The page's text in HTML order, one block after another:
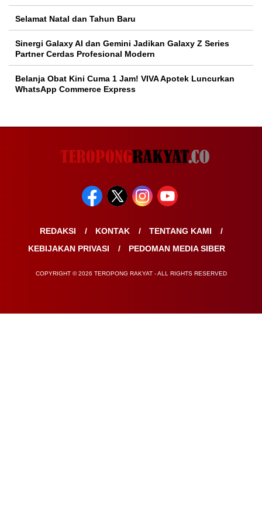
Selamat Natal dan Tahun Baru
Sinergi Galaxy AI dan Gemini Jadikan Galaxy Z Series
Partner Cerdas Profesional Modern
Belanja Obat Kini Cuma 1 Jam! VIVA Apotek Luncurkan
WhatsApp Commerce Express
REDAKSI KONTAK
TENTANG KAMI
KEBIJAKAN PRIVASI
PEDOMAN MEDIA SIBER
COPYRIGHT © 2026 TEROPONG RAKYAT - ALL RIGHTS RESERVED